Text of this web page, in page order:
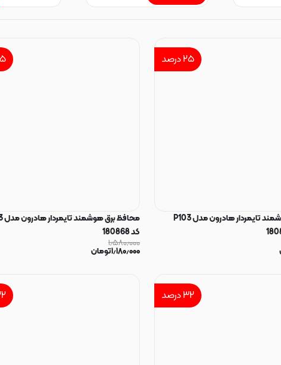
۲۵درصد
محافظ برق هوشمند تایمردار هادرون مدل P103
کد 180868
۱٫۵۸۰٫۰۰۰
۱٫۱۸۰٫۰۰۰تومان
۳۲درصد